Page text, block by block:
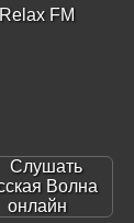
Relax FM